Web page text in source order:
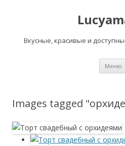
Вкусные, красивые и
Меню
Images tagged